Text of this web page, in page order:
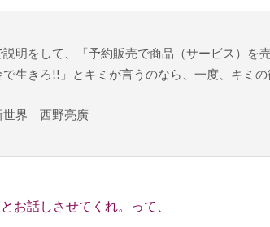
説明をして、「予約販売で商品（サービス）を
で生きろ!! 」とキミが言うのなら、一度、キミ
世界 西野亮廣
お話しさせてくれ。って、